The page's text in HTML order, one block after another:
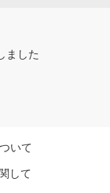
ました
いて
して